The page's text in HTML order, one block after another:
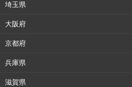
埼玉県
大阪府
京都府
兵庫県
滋賀県